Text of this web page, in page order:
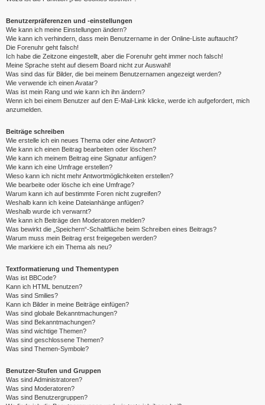
Benutzerpräferenzen und -einstellungen
Wie kann ich meine Einstellungen ändern?
Wie kann ich verhindern, dass mein Benutzername in der Online-Liste auftaucht?
Die Forenuhr geht falsch!
Ich habe die Zeitzone eingestellt, aber die Forenuhr geht immer noch falsch!
Meine Sprache steht auf diesem Board nicht zur Auswahl!
Was sind das für Bilder, die bei meinem Benutzernamen angezeigt werden?
Wie verwende ich einen Avatar?
Was ist mein Rang und wie kann ich ihn ändern?
Wenn ich bei einem Benutzer auf den E-Mail-Link klicke, werde ich aufgefordert, mich
anzumelden.
Beiträge schreiben
Wie erstelle ich ein neues Thema oder eine Antwort?
Wie kann ich einen Beitrag bearbeiten oder löschen?
Wie kann ich meinem Beitrag eine Signatur anfügen?
Wie kann ich eine Umfrage erstellen?
Wieso kann ich nicht mehr Antwortmöglichkeiten erstellen?
Wie bearbeite oder lösche ich eine Umfrage?
Warum kann ich auf bestimmte Foren nicht zugreifen?
Weshalb kann ich keine Dateianhänge anfügen?
Weshalb wurde ich verwarnt?
Wie kann ich Beiträge den Moderatoren melden?
Was bewirkt die „Speichern“-Schaltfläche beim Schreiben eines Beitrags?
Warum muss mein Beitrag erst freigegeben werden?
Wie markiere ich ein Thema als neu?
Textformatierung und Thementypen
Was ist BBCode?
Kann ich HTML benutzen?
Was sind Smilies?
Kann ich Bilder in meine Beiträge einfügen?
Was sind globale Bekanntmachungen?
Was sind Bekanntmachungen?
Was sind wichtige Themen?
Was sind geschlossene Themen?
Was sind Themen-Symbole?
Benutzer-Stufen und Gruppen
Was sind Administratoren?
Was sind Moderatoren?
Was sind Benutzergruppen?